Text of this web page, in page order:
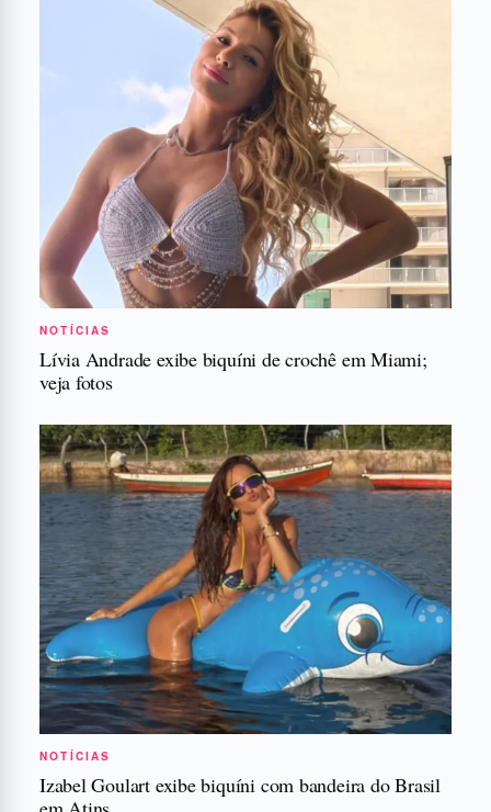
NOTÍCIAS
Lívia Andrade exibe biquíni de crochê em Miami;
veja fotos
NOTÍCIAS
Izabel Goulart exibe biquíni com bandeira do Brasil